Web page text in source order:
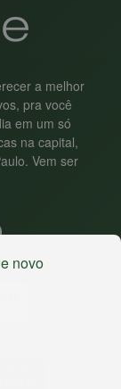
a melhor
pra você
em um só
na capital,
Vem ser
novo